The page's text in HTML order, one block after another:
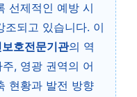
선제적인 예방 시
조되고 있습니다. 이
호전문기관의 역
, 영광 권역의 어
현황과 발전 방향